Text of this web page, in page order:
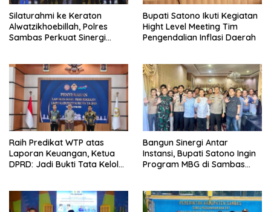
Silaturahmi ke Keraton
Alwatzikhoebillah, Polres
Sambas Perkuat Sinergi
Bupati Satono Ikuti Kegiatan
Hight Level Meeting Tim
Pengendalian Inflasi Daerah
Raih Predikat WTP atas
Laporan Keuangan, Ketua
DPRD: Jadi Bukti Tata Kelola
Bangun Sinergi Antar
Instansi, Bupati Satono Ingin
Program MBG di Sambas